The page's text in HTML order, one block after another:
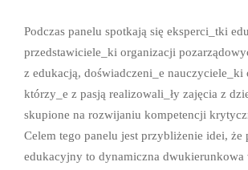
Podczas panelu spotkają się eksperci_tki
przedstawiciele_ki organizacji
z edukacją, doświadczeni_e nauczyciele_ki
którzy_e z pasją realizowali_ły zajęcia z
skupione na rozwijaniu kompetencji
Celem tego panelu jest przybliżenie idei, że
edukacyjny to dynamiczna